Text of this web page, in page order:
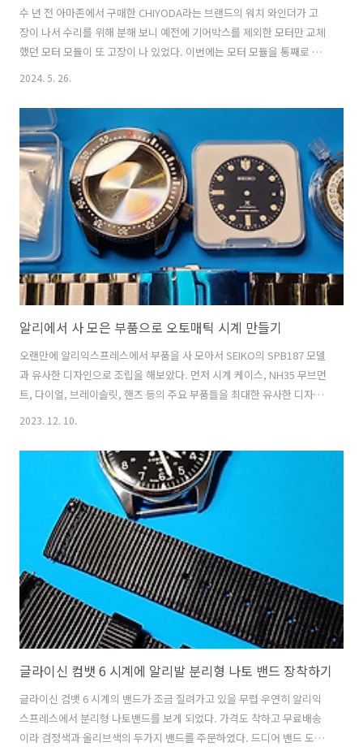
수 년 전 아마존에서 구매한 CHIYODA라는 브랜드의 워치 와인더가 고
장이 나서 수리를 위해 분해 보니 예전에 기어박스를 제외한 모터만 교체
했던 모터 모듈이 또 고장이 나 있었다. 이번에는 모터 모듈을 통째로 교
체하기로 결정하고 없는 것이 없는 알리익스프레스를 검색해보니 동일
위를 찾아보기 위해 분해한 워치 와인더. 2구짜리 워치 와인더이기 때문
에 두 개의 모터 모듈이 장착되어 있다. 제대로 동작하지 않는 모듈을 탈
착해 놓은 모습. 모듈을 분해하여 구리스 좀 새로 발라주고 다시 테스트
를 하였으나 증상은 동일했고 더 이상 시간 낭비하고 싶지 않아 통째로
교체하기로 결정... 워치 와인더와 교체할 새로운 모터 모듈 모습. 모터
모듈..
2024. 5. 26.
알리에서 사 모은 부품으로 오토매틱 시계 만들기
오랜만에 알리익스프레스에서 부품을 사 모아서 SEIKO의 SPB187 모델
과 유사한 디자인으로 조립을 해보았다. 먼저 시계 케이스, NH35 무브먼
트, 다이얼, 브레이슬릿, 핸즈 등의 주요 부품들을 최대한 유사한 디자인
으로 선택하여 하나 하나 배송이 완료 되었다. 아래는 배송이 완료되어
과 최대한 유사한 모양으로 선택하였다. 케이스 독특한 베젤타입의 케이
스를 선택하였다. 무브먼트 포장 상태가 상당히 준수하다. 핸즈 브레이슬
릿 조립을 시작하기 전에 먼저 타임그래퍼를 이용하여 무브먼트의 정확
도를 한 번 확인해 본다. 생각보다 오차가 많아서 어느 정도 조정을 해주
고 조립을 시작한다. 무브먼트에 다이얼을 장착해준다. 시침부터 분침,
초침을 차..
2023. 12. 10.
글라이신 컴뱃 6 시계에 알리발 분리형 나토 밴드 장착하기
글라이신 컴뱃 6 시계의 밴드가 조금 질려가고 있을 무렵 우연히 알리익
스프레스에서 분리형 나토밴드를 보게 되었다. 가격도 착하고 무료배송
이라 검정색과 올리브색의 두가지 밴드를 주문하였다. 드디어 밴드 도착